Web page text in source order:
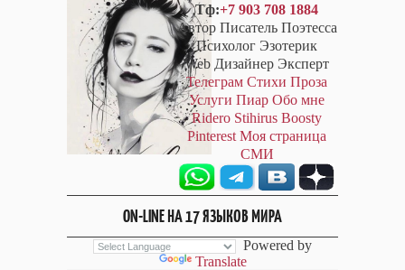
Тф:+7 903 708 1884
Автор Писатель Поэтесса
Психолог Эзотерик
Web Дизайнер Эксперт
Телеграм Стихи Проза
Услуги Пиар Обо мне
Ridero Stihirus Boosty
Pinterest Моя страница
СМИ
ON-LINE НА 17 ЯЗЫКОВ МИРА
Powered by
Translate